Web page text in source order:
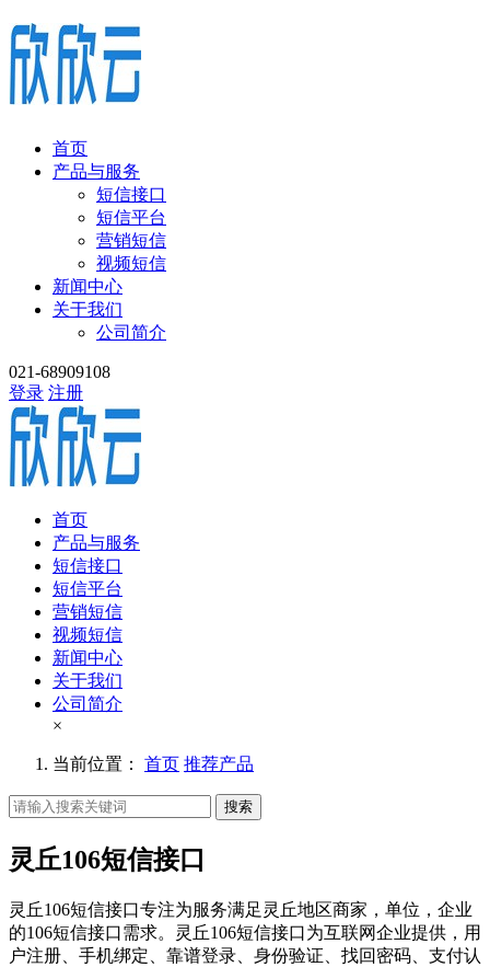
首页
产品与服务
短信接口
短信平台
营销短信
视频短信
新闻中心
关于我们
公司简介
021-68909108
登录 注册
首页
产品与服务
短信接口
短信平台
营销短信
视频短信
新闻中心
关于我们
公司简介
×
当前位置： 首页 推荐产品
搜索
灵丘106短信接口
灵丘106短信接口专注为服务满足灵丘地区商家，单位，企业
的106短信接口需求。灵丘106短信接口为互联网企业提供，用
户注册、手机绑定、靠谱登录、身份验证、找回密码、支付认